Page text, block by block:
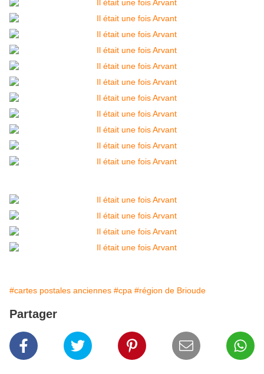
#cartes postales anciennes #cpa #région de Brioude
Partager